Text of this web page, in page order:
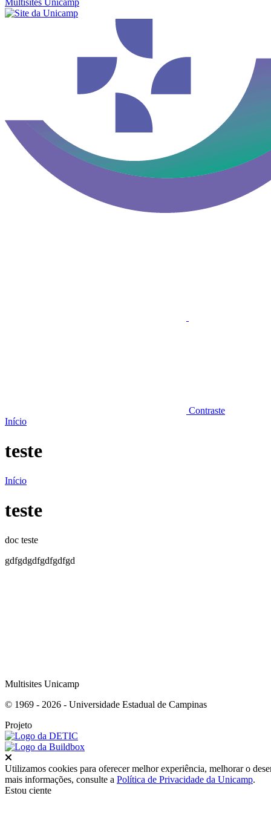
Multisites Unicamp
Contraste
Início
teste
Início
teste
doc teste
gdfgdgdfgdfgdfgd
Multisites Unicamp
© 1969 - 2026 - Universidade Estadual de Campinas
Projeto
Utilizamos cookies para oferecer melhor experiência, melhorar o
mais informações, consulte a Política de Privacidade da Unicamp.
Estou ciente